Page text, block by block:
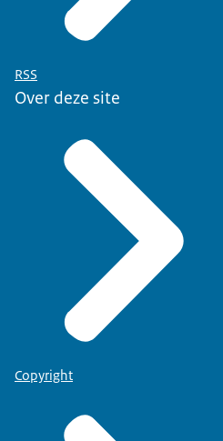
RSS
Over deze site
Copyright